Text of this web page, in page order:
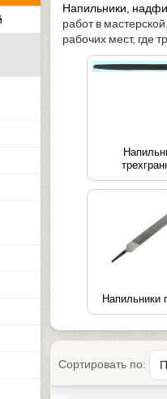
Напильники,
работ в
рабочих мест, где
Напильники
Сортировать по: